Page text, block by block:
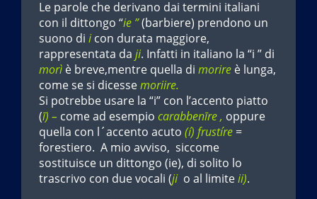
Le parole che derivano dai termini italiani
con il dittongo “ie ”(barbiere) prendono un
suono di icon durata maggiore,
rappresentata da ji. Infatti in italiano la “i ” di
morì è breve,mentre quella di morire è lunga,
come se si dicessemoriire.
Si potrebbe usare la “i” con l’accento piatto
(ī) – come ad esempio carabbenīre , oppure
quella con l´accento acuto (í) frustíre =
forestiero. A mio avviso, siccome
sostituisce un dittongo (ie), di solito lo
trascrivo con due vocali (ji o al limiteii).